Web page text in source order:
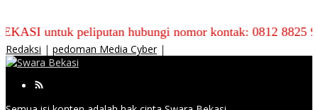
peliputan hubungi nomor kontak: 0812 8825 9590
Redaksi | pedoman Media Cyber|